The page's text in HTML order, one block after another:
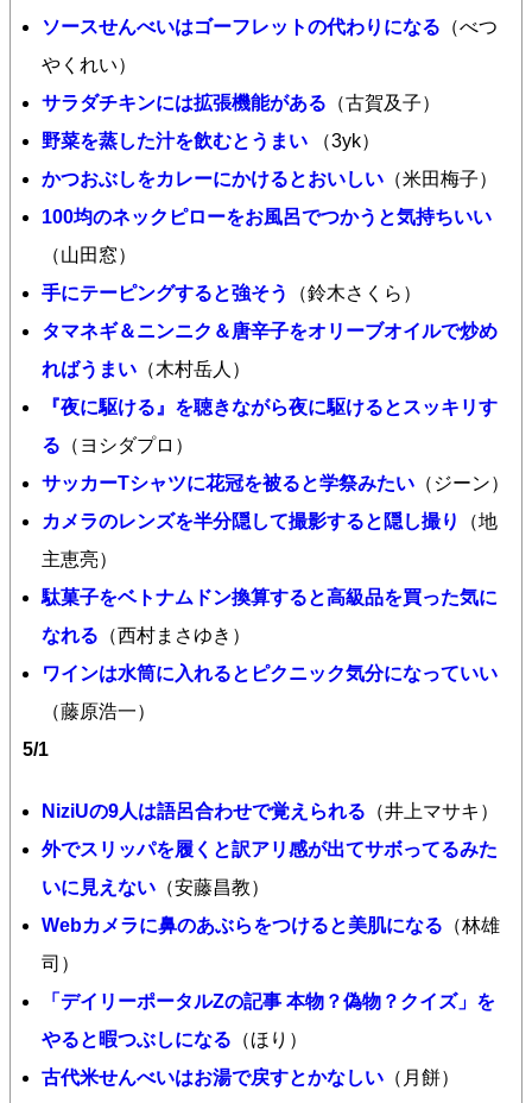
ソースせんべいはゴーフレットの代わりになる （べつ
やくれい）
サラダチキンには拡張機能がある （古賀及子）
野菜を蒸した汁を飲むとうまい
（3yk）
かつおぶしをカレーにかけるとおいしい （米田梅子）
100均のネックピローをお風呂でつかうと気持ちいい
（山田窓）
手にテーピングすると強そう
（鈴木さくら）
タマネギ＆ニンニク＆唐辛子をオリーブオイルで炒め
ればうまい （木村岳人）
『夜に駆ける』を聴きながら夜に駆けるとスッキリす
る （ヨシダプロ）
サッカーTシャツに花冠を被ると学祭みたい （ジーン）
カメラのレンズを半分隠して撮影すると隠し撮り
（地
主恵亮）
駄菓子をベトナムドン換算すると高級品を買った気に
なれる （西村まさゆき）
ワインは水筒に入れるとピクニック気分になっていい
（藤原浩一）
5/1
NiziUの9人は語呂合わせで覚えられる （井上マサキ）
外でスリッパを履くと訳アリ感が出てサボってるみた
いに見えない （安藤昌教）
Webカメラに鼻のあぶらをつけると美肌になる （林雄
司）
「デイリーポータルZの記事 本物？偽物？クイズ」を
やると暇つぶしになる （ほり）
古代米せんべいはお湯で戻すとかなしい （月餅）